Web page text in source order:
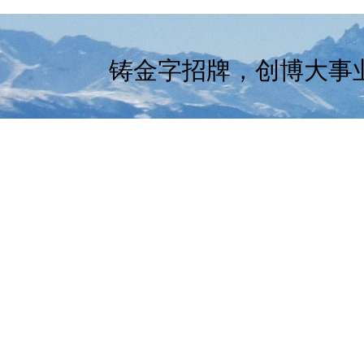
铸金字招牌，创博大事